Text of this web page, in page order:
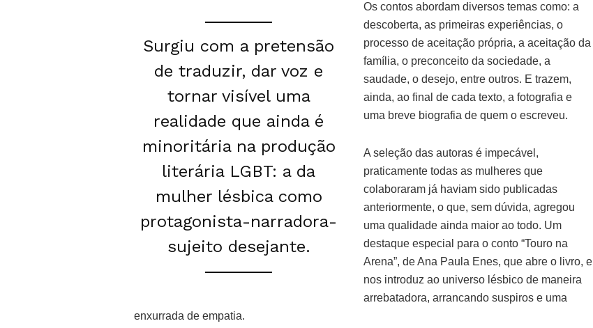
Surgiu com a pretensão
de traduzir, dar voz e
tornar visível uma
realidade que ainda é
minoritária na produção
literária LGBT: a da
mulher lésbica como
protagonista-narradora-
sujeito desejante.
Os contos abordam diversos temas como: a
descoberta, as primeiras experiências, o
processo de aceitação própria, a aceitação da
família, o preconceito da sociedade, a
saudade, o desejo, entre outros. E trazem,
ainda, ao final de cada texto, a fotografia e
uma breve biografia de quem o escreveu.
A seleção das autoras é impecável,
praticamente todas as mulheres que
colaboraram já haviam sido publicadas
anteriormente, o que, sem dúvida, agregou
uma qualidade ainda maior ao todo. Um
destaque especial para o conto “Touro na
Arena”, de Ana Paula Enes, que abre o livro, e
nos introduz ao universo lésbico de maneira
arrebatadora, arrancando suspiros e uma
enxurrada de empatia.